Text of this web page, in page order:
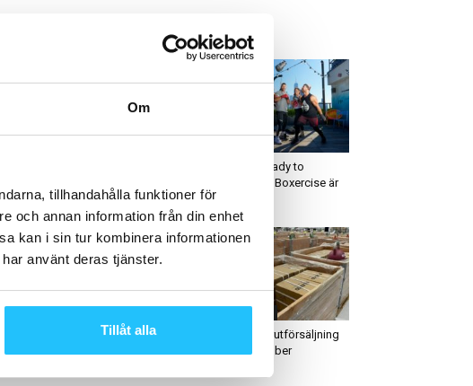
Om
tillhandahålla funktioner för
och annan information från din enhet
kan i sin tur kombinera informationen
använt deras tjänster.
Tillåt alla
HETAST JUST NU
till att leda...
Let`s get ready to
RUMBLE! – Boxercise är
tillbaka
Yoga – världens mest
Eleiko lagerutförsäljning
8-10 december